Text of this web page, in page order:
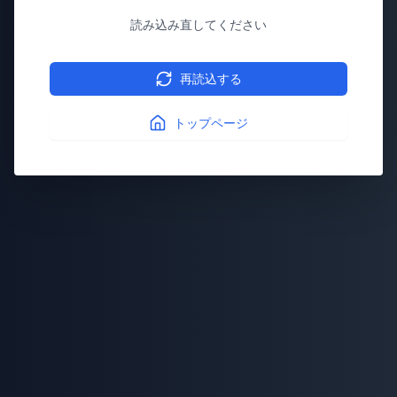
読み込み直してください
再読込する
トップページ